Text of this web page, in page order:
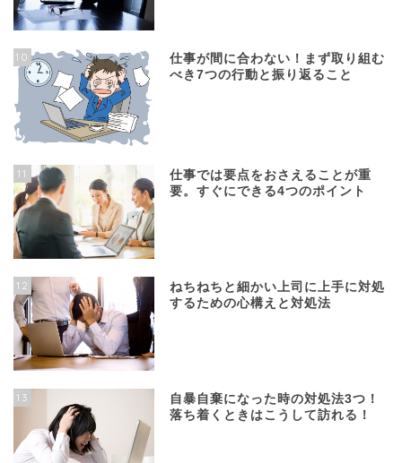
10
仕事が間に合わない！まず取り組む
べき7つの行動と振り返ること
11
仕事では要点をおさえることが重
要。すぐにできる4つのポイント
12
ねちねちと細かい上司に上手に対処
するための心構えと対処法
13
自暴自棄になった時の対処法3つ！
落ち着くときはこうして訪れる！